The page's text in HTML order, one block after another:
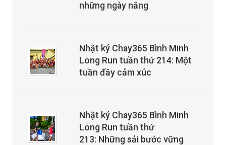
những ngày nắng
Nhật ký Chay365 Bình Minh
Long Run tuần thứ 214: Một
tuần đầy cảm xúc
Nhật ký Chay365 Bình Minh
Long Run tuần thứ
213: Những sải bước vững